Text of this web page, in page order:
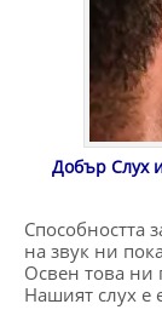
Добър Слух
Способността
на звук ни
Освен това ни
Нашият слух е